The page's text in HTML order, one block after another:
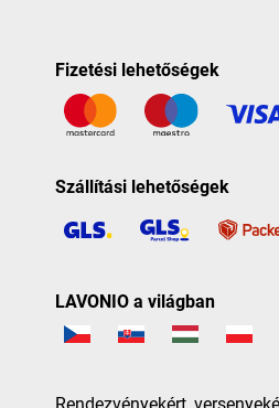
Fizetési lehetőségek
Szállítási lehetőségek
LAVONIO a világban